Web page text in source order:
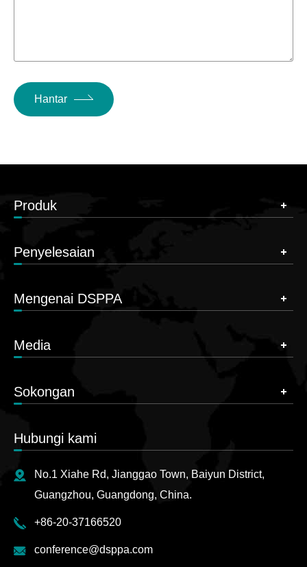
Hantar
Produk
Penyelesaian
Mengenai DSPPA
Media
Sokongan
Hubungi kami
No.1 Xiahe Rd, Jianggao Town, Baiyun District,
Guangzhou, Guangdong, China.
+86-20-37166520
conference@dsppa.com